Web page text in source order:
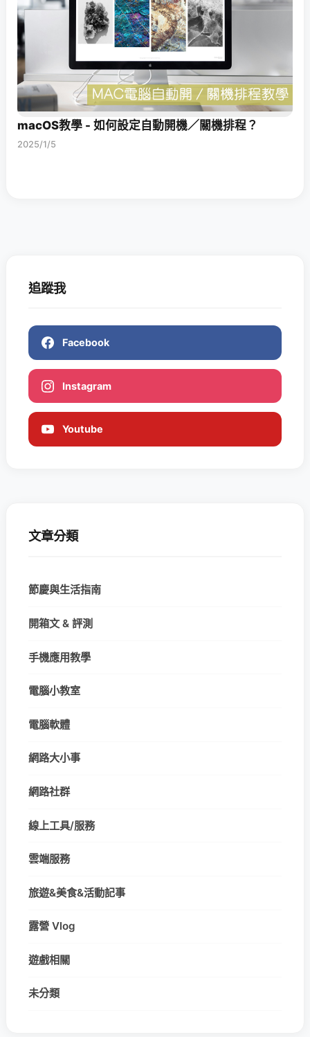
macOS教學 - 如何設定自動開機／關機排程？
2025/1/5
追蹤我
Facebook
Instagram
Youtube
文章分類
節慶與生活指南
開箱文 & 評測
手機應用教學
電腦小教室
電腦軟體
網路大小事
網路社群
線上工具/服務
雲端服務
旅遊&美食&活動記事
露營 Vlog
遊戲相關
未分類